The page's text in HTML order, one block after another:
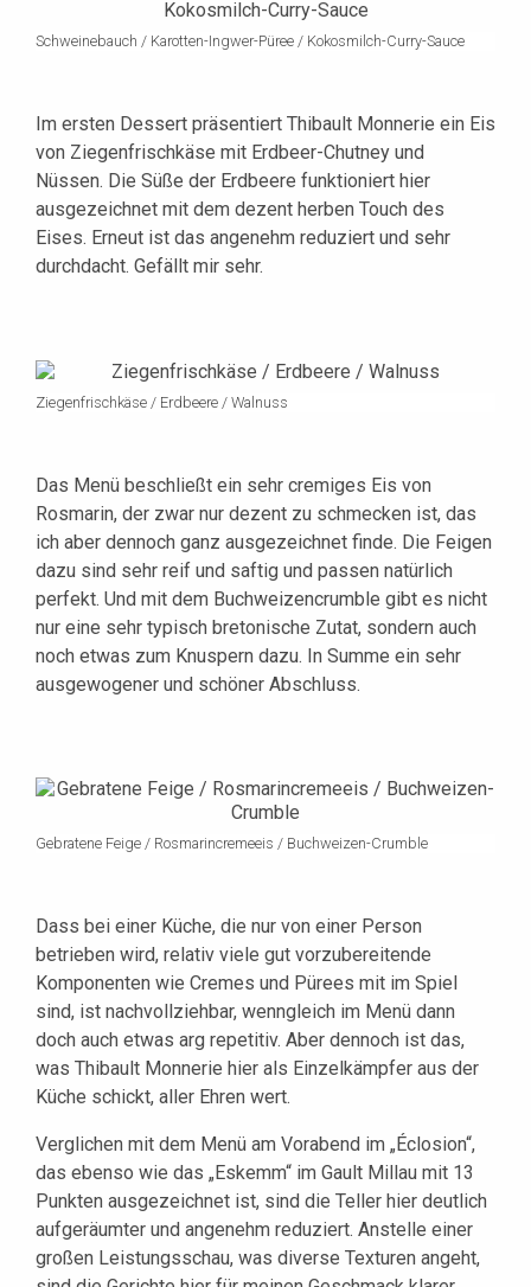
Schweinebauch / Karotten-Ingwer-Püree / Kokosmilch-Curry-Sauce
Im ersten Dessert präsentiert Thibault Monnerie ein Eis
von Ziegenfrischkäse mit Erdbeer-Chutney und
Nüssen. Die Süße der Erdbeere funktioniert hier
ausgezeichnet mit dem dezent herben Touch des
Eises. Erneut ist das angenehm reduziert und sehr
durchdacht. Gefällt mir sehr.
Ziegenfrischkäse / Erdbeere / Walnuss
Das Menü beschließt ein sehr cremiges Eis von
Rosmarin, der zwar nur dezent zu schmecken ist, das
ich aber dennoch ganz ausgezeichnet finde. Die Feigen
dazu sind sehr reif und saftig und passen natürlich
perfekt. Und mit dem Buchweizencrumble gibt es nicht
nur eine sehr typisch bretonische Zutat, sondern auch
noch etwas zum Knuspern dazu. In Summe ein sehr
ausgewogener und schöner Abschluss.
Gebratene Feige / Rosmarincremeeis / Buchweizen-Crumble
Dass bei einer Küche, die nur von einer Person
betrieben wird, relativ viele gut vorzubereitende
Komponenten wie Cremes und Pürees mit im Spiel
sind, ist nachvollziehbar, wenngleich im Menü dann
doch auch etwas arg repetitiv. Aber dennoch ist das,
was Thibault Monnerie hier als Einzelkämpfer aus der
Küche schickt, aller Ehren wert.
Verglichen mit dem Menü am Vorabend im „Éclosion“,
das ebenso wie das „Eskemm“ im Gault Millau mit 13
Punkten ausgezeichnet ist, sind die Teller hier deutlich
aufgeräumter und angenehm reduziert. Anstelle einer
großen Leistungsschau, was diverse Texturen angeht,